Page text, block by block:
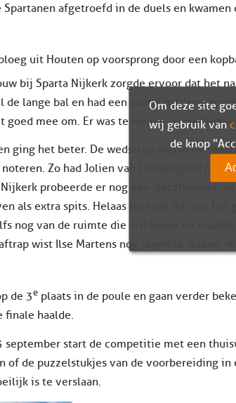
afgetroefd in de duels en kwamen
uit Houten op voorsprong door een
bij Sparta Nijkerk zorgde ervoor dat het
de lange bal en had een aantal balvaste
mee om. Er was te weinig samenhang
ging het beter. De wedstrijd was in
Zo had Jolien van Looijengoed pech
probeerde er nog een slotoffensief uit
als extra spits. Helaas leverde dit niet het
nog van de ruimte die vrij kwam en maakte
wist Ilse Martens nog tegen te scoren,
de 3e plaats in de poule en gaan verder
finale haalde.
september start de competitie met een
of de puzzelstukjes van de voorbereiding in
is te verslaan.
Om deze site
wij gebruik van
de knop